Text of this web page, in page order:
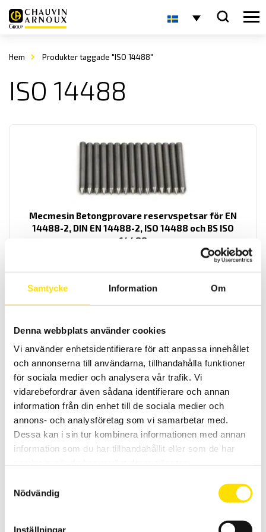
Samtycke Information Om
Denna webbplats använder cookies
Vi använder enhetsidentifierare för att anpassa innehållet
och annonserna till användarna, tillhandahålla funktioner
för sociala medier och analysera vår trafik. Vi
vidarebefordrar även sådana identifierare och annan
information från din enhet till de sociala medier och
annons- och analysföretag som vi samarbetar med.
Dessa kan i sin tur kombinera informationen med annan
information som du har tillhandahållit eller som de har
Nödvändig
Inställningar
Hem Produkter taggade "ISO 14488"
ISO 14488
Mecmesin Betongprovare reservspetsar för EN
14488-2, DIN EN 14488-2, ISO 14488 och BS ISO
14488
Reservspetsar från Mecmesin för mätning av motståndskraft på
LÄS MER
Mecmesin Betongprovare Shotcrete Penetrometer
1000N
Noggrann och användarvänlig tryckhållfasthetsprovare med
motståndskraft på sprutbetong.